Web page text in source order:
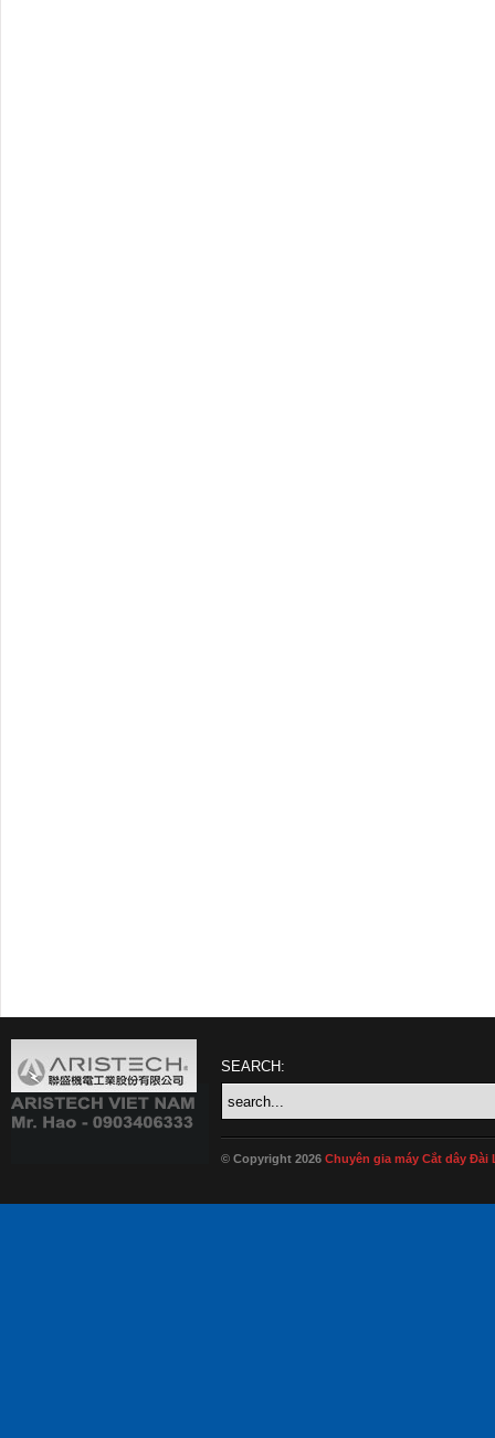
SEARCH:
© Copyright 2026 Chuyên gia máy Cắt dây Đài